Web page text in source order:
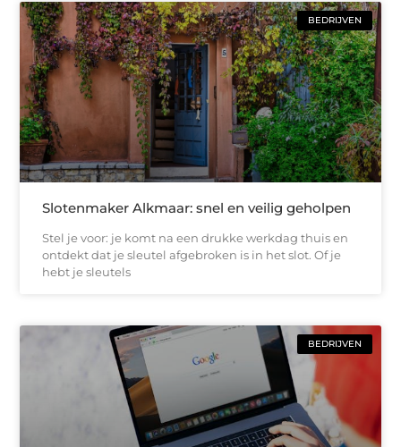
BEDRIJVEN
Slotenmaker Alkmaar: snel en veilig geholpen
Stel je voor: je komt na een drukke werkdag thuis en
ontdekt dat je sleutel afgebroken is in het slot. Of je
hebt je sleutels
BEDRIJVEN